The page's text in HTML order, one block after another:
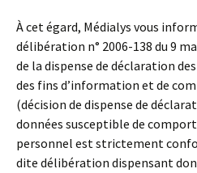
À cet égard, Médialys vous
délibération n° 2006-138 du 9
de la dispense de déclaration
des fins d’information et de
(décision de dispense de
données susceptible de
personnel est strictement
dite délibération dispensant